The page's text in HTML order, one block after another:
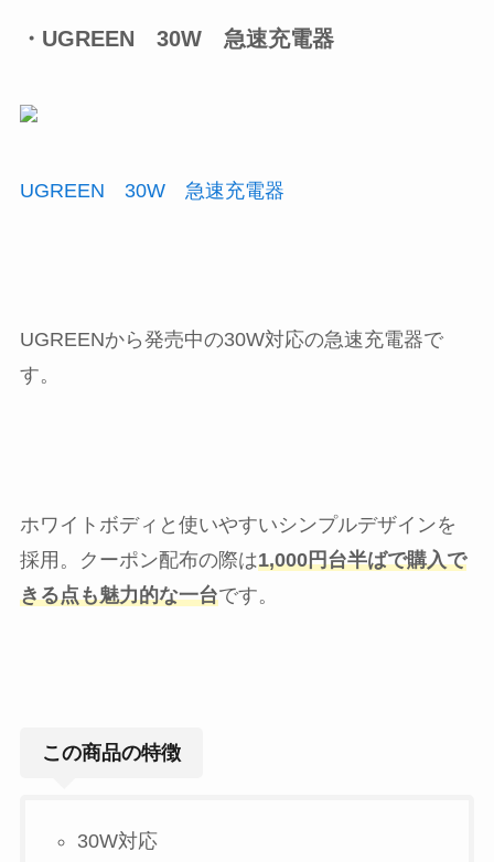
・UGREEN 30W 急速充電器
UGREEN 30W 急速充電器
UGREENから発売中の30W対応の急速充電器で
す。
ホワイトボディと使いやすいシンプルデザインを
採用。クーポン配布の際は1,000円台半ばで購入で
きる点も魅力的な一台です。
この商品の特徴
30W対応